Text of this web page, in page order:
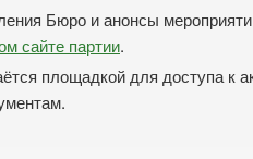
Бюро и анонсы
сайте партии.
площадкой для доступа к